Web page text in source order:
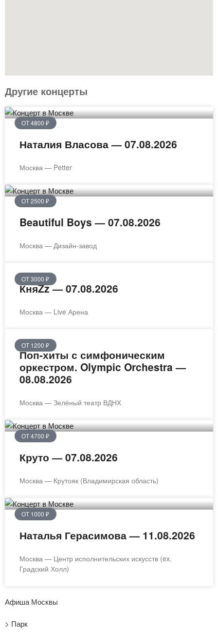
Другие концерты
ОТ 4800 ₽
Наталия Власова — 07.08.2026
Москва — Petter
ОТ 2500 ₽
Beautiful Boys — 07.08.2026
Москва — Дизайн-завод
ОТ 3000 ₽
КняZz — 07.08.2026
Москва — Live Арена
ОТ 1200 ₽
Поп-хиты с симфоническим
оркестром. Olympic Orchestra —
08.08.2026
Москва — Зелёный театр ВДНХ
ОТ 4700 ₽
Круто — 07.08.2026
Москва — Крутояк (Владимирская область)
ОТ 1000 ₽
Наталья Герасимова — 11.08.2026
Москва — Центр исполнительских искусств (ex.
Градский Холл)
Афиша Москвы
> Парк